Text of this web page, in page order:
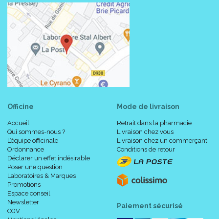
Conseils d' utilisation :
1. Dérouler 20 à 30 cm de bande sans tendre la bande.
2. Faire un premier tour avec la bande sans tension.
3. Poursuivre le bandage en exerçant une légère tension
et recouvrir chaque tour d’ au moins la moitié du tour
précédent.
4. Afin d’ assurer une bonne tenue de la bande, le dernier
recouvrir complètement le tour précédent.
bande avec la paume de la main pendant quelques
secondes
6. Le dernier tour de bandage doit être posé SANS
TENSION.
7. Entretien :
– Laver à la main ou en machine à 40°C maximum,
sans détergent ni chlore.
– Rincer et laisser sécher à plat.
Officine
Accueil
Qui sommes-nous ?
L’équipe officinale
Ordonnance
Déclarer un effet indésirable
Poser une question
Laboratoires & Marques
Promotions
Espace conseil
Newsletter
CGV
Mode de livraison
Retrait dans la pharmacie
Livraison chez vous
Livraison chez un commerçant
Conditions de retour
Paiement sécurisé